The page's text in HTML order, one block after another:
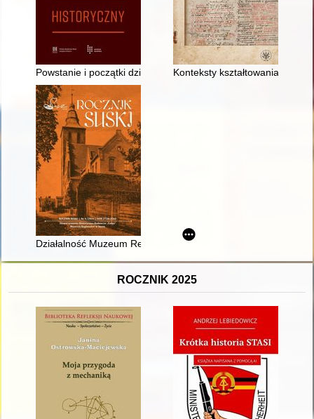
Powstanie i początki działalności Towarzystwa Sztuk
Konteksty kształtowania się
Działalność Muzeum Regionalnego w Suszu w 2024 roku
ROCZNIK 2025